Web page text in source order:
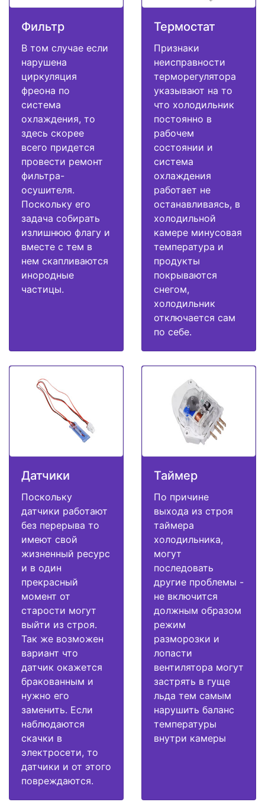
Фильтр
В том случае если
нарушена
циркуляция
фреона по
система
охлаждения, то
здесь скорее
всего придется
провести ремонт
фильтра-
осушителя.
Поскольку его
задача собирать
излишнюю флагу и
вместе с тем в
нем скапливаются
инородные
частицы.
Термостат
Признаки
неисправности
терморегулятора
указывают на то
что холодильник
постоянно в
рабочем
состоянии и
система
охлаждения
работает не
останавливаясь, в
холодильной
камере минусовая
температура и
продукты
покрываются
снегом,
холодильник
отключается сам
по себе.
Датчики
Поскольку
датчики работают
без перерыва то
имеют свой
жизненный ресурс
и в один
прекрасный
момент от
старости могут
выйти из строя.
Так же возможен
вариант что
датчик окажется
бракованным и
нужно его
заменить. Если
наблюдаются
скачки в
электросети, то
датчики и от этого
повреждаются.
Таймер
По причине
выхода из строя
таймера
холодильника,
могут
последовать
другие проблемы -
не включится
должным образом
режим
разморозки и
лопасти
вентилятора могут
застрять в гуще
льда тем самым
нарушить баланс
температуры
внутри камеры